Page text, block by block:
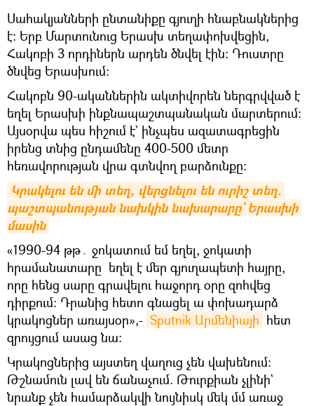
Սահակյանների ընտանիքը գյուղի հնաբնակներից
է։ Երբ Մարտունուց Երասխ տեղափոխվեցին,
Հակոբի 3 որդիներն արդեն ծնվել էին։ Դուստրը
ծնվեց Երասխում։
Հակոբն 90-ականներին ակտիվորեն ներգրվված է
եղել Երասխի ինքնապաշտպանական մարտերում։
Այսօրվա պես հիշում է` ինչպես ազատագրեցին
իրենց տնից ընդամենը 400-500 մետր
հեռավորության վրա գտնվող բարձունքը։
Կրակելու են մի տեղ, վերցնելու են ուրիշ տեղ.
պաշտպանության նախկին նախարարը` Երասխի
մասին
«1990-94 թթ․ ջոկատում եմ եղել, ջոկատի
հրամանատարը եղել է մեր գյուղապետի հայրը,
որը հենց սարը գրավելու հաջորդ օրը զոհվեց
դիրքում։ Դրանից հետո գնացել ա փոխադարձ
կրակոցներ առայսօր»,- Sputnik Արմենիայի հետ
զրույցում ասաց նա։
Կրակոցներից այստեղ վաղուց չեն վախենում։
Թշնամուն լավ են ճանաչում. Թուրքիան չլինի`
նրանք չեն համարձակվի նույնիսկ մեկ մմ առաջ